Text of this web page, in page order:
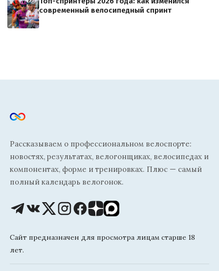
современный велосипедный спринт
Рассказываем о профессиональном велоспорте:
новостях, результатах, велогонщиках, велосипедах и
компонентах, форме и тренировках. Плюс — самый
полный календарь велогонок.
Сайт предназначен для просмотра лицам старше 18
лет.